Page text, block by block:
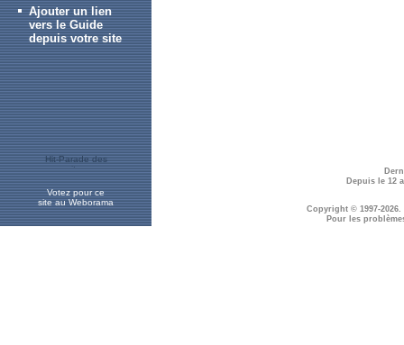
Ajouter un lien
vers le Guide
depuis votre site
Votez pour ce
site au Weborama
Depuis le 12
Copyright © 1997-2026.
Pour les